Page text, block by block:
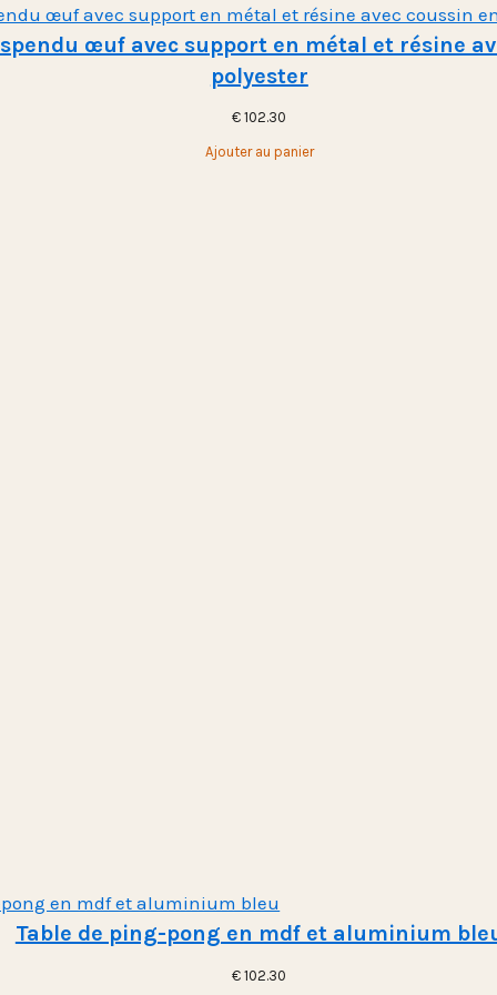
œuf avec support en métal et résine
polyester
€ 102.30
Ajouter au panier
Table de ping-pong en mdf et aluminium
€ 102.30